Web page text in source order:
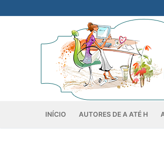
para
INÍCIO AUTORES DE A ATÉ H